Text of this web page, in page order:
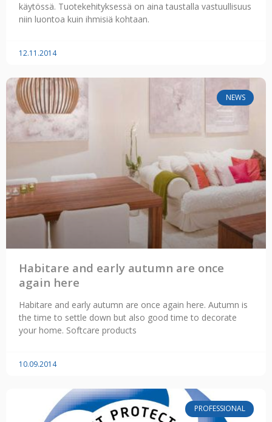
käytössä. Tuotekehityksessä on aina taustalla vastuullisuus
niin luontoa kuin ihmisiä kohtaan.
12.11.2014
NEWS
Habitare and early autumn are once
again here
Habitare and early autumn are once again here. Autumn is
the time to settle down but also good time to decorate
your home. Softcare products
10.09.2014
PROFESSIONAL